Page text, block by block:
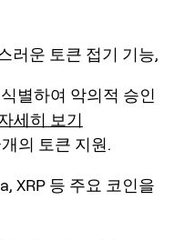
러운 토큰 접기 기능,
별하여 악의적 승인
세히 보기
의 토큰 지원.
XRP 등 주요 코인을